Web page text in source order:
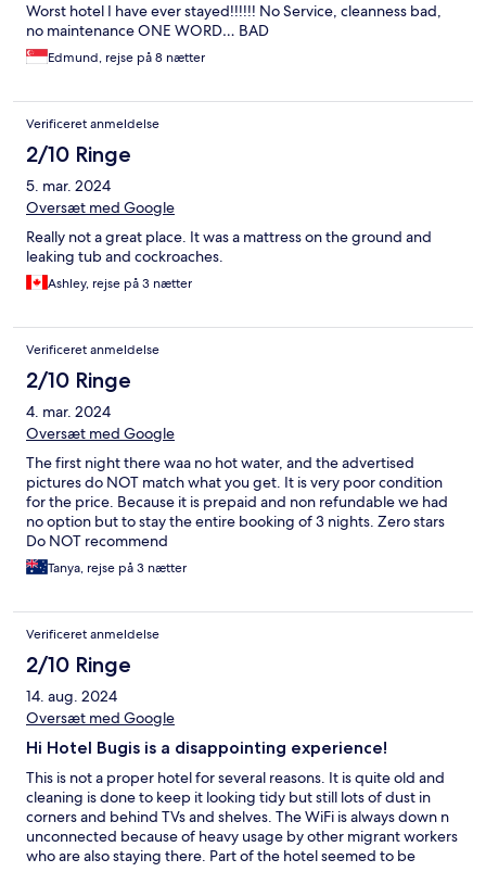
Worst hotel I have ever stayed!!!!!! No Service, cleanness bad,
no maintenance ONE WORD… BAD
Edmund, rejse på 8 nætter
Verificeret anmeldelse
2/10 Ringe
5. mar. 2024
Oversæt med Google
Really not a great place. It was a mattress on the ground and
leaking tub and cockroaches.
Ashley, rejse på 3 nætter
Verificeret anmeldelse
2/10 Ringe
4. mar. 2024
Oversæt med Google
The first night there waa no hot water, and the advertised
pictures do NOT match what you get. It is very poor condition
for the price. Because it is prepaid and non refundable we had
no option but to stay the entire booking of 3 nights. Zero stars
Do NOT recommend
Tanya, rejse på 3 nætter
Verificeret anmeldelse
2/10 Ringe
14. aug. 2024
Oversæt med Google
Hi Hotel Bugis is a disappointing experience!
This is not a proper hotel for several reasons. It is quite old and
cleaning is done to keep it looking tidy but still lots of dust in
corners and behind TVs and shelves. The WiFi is always down n
unconnected because of heavy usage by other migrant workers
who are also staying there. Part of the hotel seemed to be